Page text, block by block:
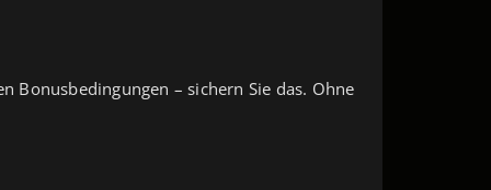
Bonusbedingungen – sichern Sie das. Ohne